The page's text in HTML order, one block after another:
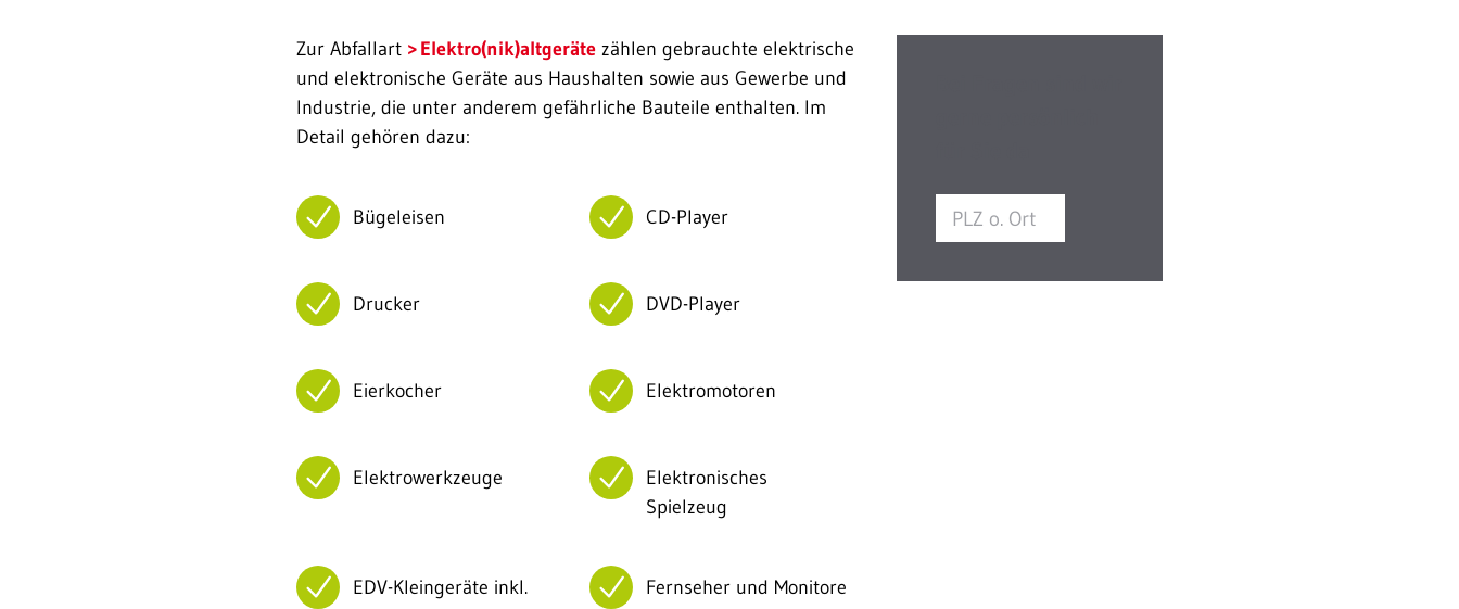
Zur Abfallart Elektro(nik)altgerätezählen gebrauchte elektrische
und elektronische Geräte aus Haushalten sowie aus Gewerbe und
Industrie, die unter anderem gefährliche Bauteile enthalten. Im
Detail gehören dazu:
Bügeleisen CD-Player
Drucker DVD-Player
Eierkocher Elektromotoren
Elektrowerkzeuge
Elektronisches
Spielzeug
EDV-Kleingeräte inkl.
Fernseher und Monitore